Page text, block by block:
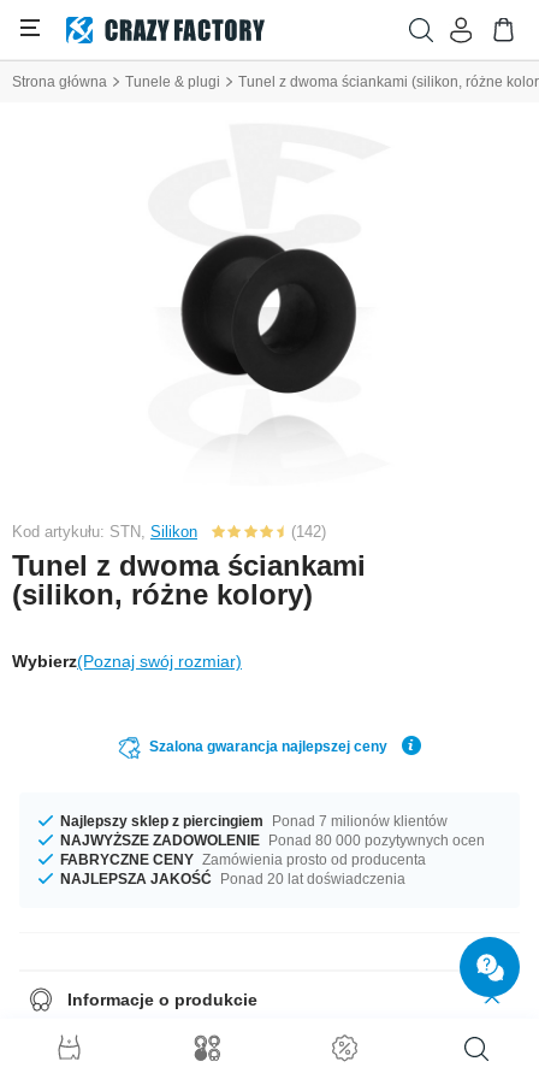
Strona główna Tunele & plugi Tunel z dwoma ściankami (silikon, różne
Kod artykułu: STN, Silikon (142)
Tunel z dwoma ściankami
(silikon, różne kolory)
Wybierz(Poznaj swój rozmiar)
Szalona gwarancja najlepszej ceny
Najlepszy sklep z piercingiem
Ponad 7 milionów klientów
NAJWYŻSZE ZADOWOLENIE Ponad 80 000 pozytywnych ocen
FABRYCZNE CENY Zamówienia prosto od producenta
NAJLEPSZA JAKOŚĆ Ponad 20 lat doświadczenia
Informacje o produkcie
Super comfortable to wear, this silicone tunnel comes in various colours
and sizes. Best grab a couple for a cool new look every day.